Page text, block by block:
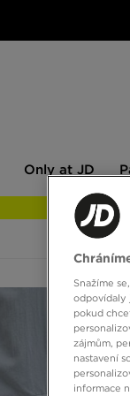
JD
Only at JD
Snažíme
odpovídaly
pokud
zájmům,
nastavení
informace